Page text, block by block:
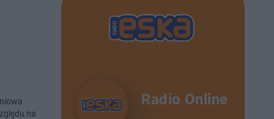
na
Radio Online